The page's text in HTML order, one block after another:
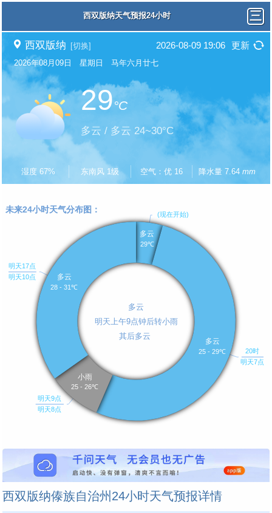
西双版纳天气预报24小时
西双版纳 [切换] 2026-08-09 19:06 更新
2026年08月09日 星期日 马年六月廿七
29°C
多云 / 多云 24~30°C
湿度 67% 东南风 1级 空气：优 16 降水量 7.64 mm
西双版纳傣族自治州24小时天气预报详情